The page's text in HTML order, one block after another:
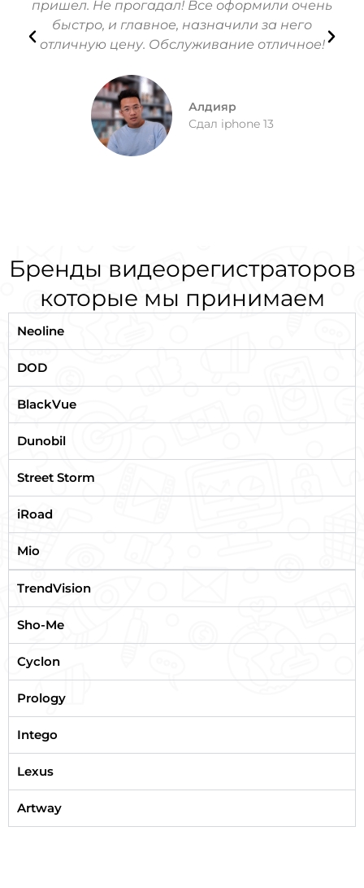
пришел. Не прогадал! Все оформили очень
быстро, и главное, назначили за него
отличную цену. Обслуживание отличное!
Алдияр
Сдал iphone 13
Бренды видеорегистраторов
которые мы принимаем
Neoline
DOD
BlackVue
Dunobil
Street Storm
iRoad
Mio
TrendVision
Sho-Me
Cyclon
Prology
Intego
Lexus
Artway